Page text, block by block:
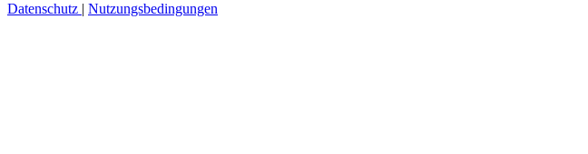
Datenschutz | Nutzungsbedingungen